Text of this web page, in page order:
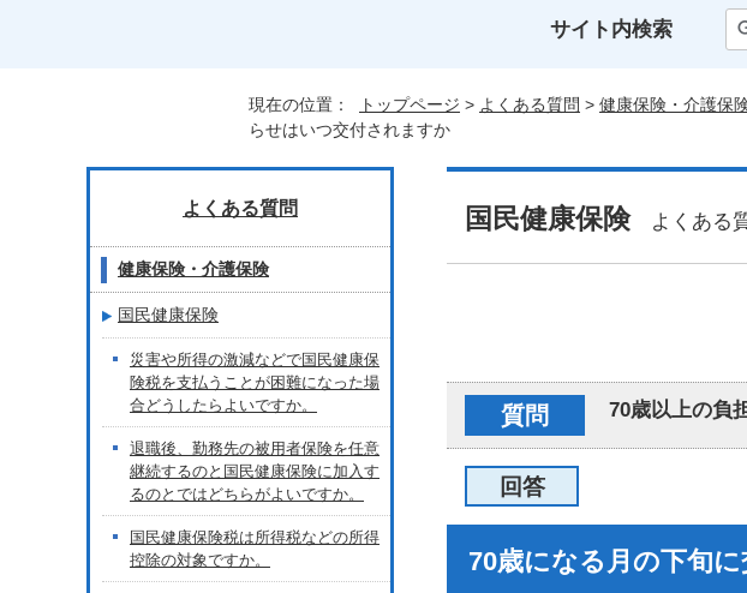
サイト内検索
現在の位置： トップページ > よくある質問 > 健康保険・介護保
らせはいつ交付されますか
国民健康保険よくある
質問 70歳以上の負
回答
70歳になる月の下旬に
よくある質問
健康保険・介護保険
国民健康保険
災害や所得の激減などで国民健康保
険税を支払うことが困難になった場
合どうしたらよいですか。
退職後、勤務先の被用者保険を任意
継続するのと国民健康保険に加入す
るのとではどちらがよいですか。
国民健康保険税は所得税などの所得
控除の対象ですか。